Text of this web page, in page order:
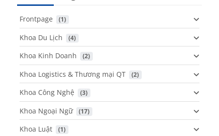
Frontpage (1)
Khoa Du Lịch (4)
Khoa Kinh Doanh (2)
Khoa Logistics & Thương mại QT (2)
Khoa Công Nghệ (3)
Khoa Ngoại Ngữ (17)
Khoa Luật (1)